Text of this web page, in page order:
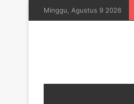
Minggu, Agustus 9 2026